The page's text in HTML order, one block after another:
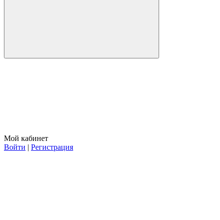
Мой кабинет
Войти | Регистрация